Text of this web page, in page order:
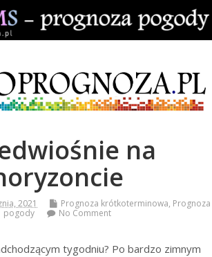
na
2021 Prognoza krótkoterminowa, Prognoza
pogody
No Comment
tygodniu? Po bardzo zimnym